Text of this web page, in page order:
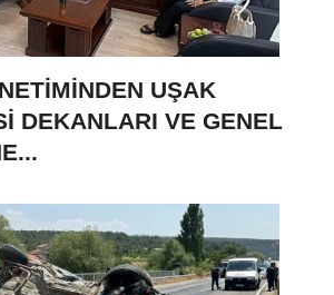
UŞAK
DEKANLARI VE GENEL